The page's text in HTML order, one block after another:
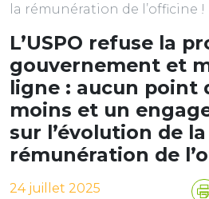
la rémunération de l’officine !
L’USPO refuse la
gouvernement et
ligne : aucun point
moins et un
sur l’évolution de la
rémunération de
24 juillet 2025